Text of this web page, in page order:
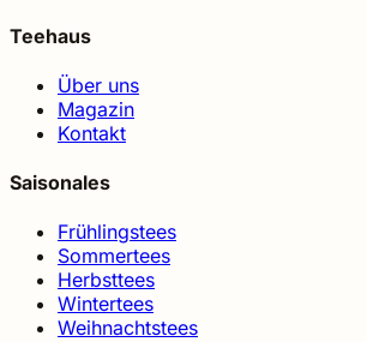
Teehaus
Über uns
Magazin
Kontakt
Saisonales
Frühlingstees
Sommertees
Herbsttees
Wintertees
Weihnachtstees